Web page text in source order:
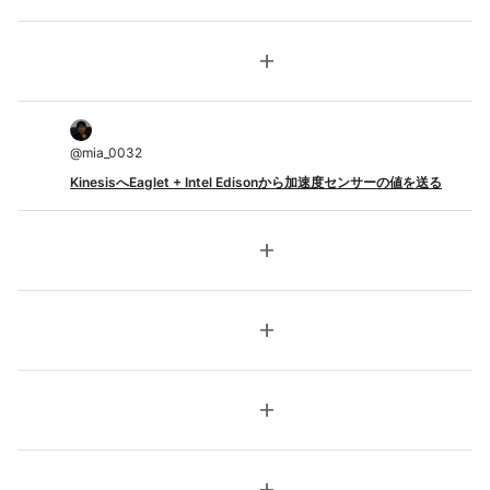
add
@mia_0032
KinesisへEaglet + Intel Edisonから加速度センサーの値を送る
add
add
add